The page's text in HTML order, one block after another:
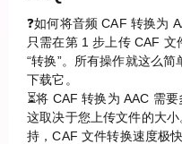
❓如何将音频 CAF 转换为
只需在第 1 步上传 CAF
“转换”。所有操作就这么
下载它。
⏳将 CAF 转换为 AAC 需要
这取决于您上传文件的大
持，CAF 文件转换速度极